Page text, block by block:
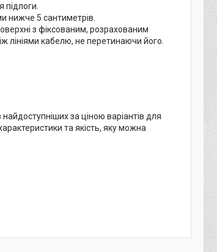
нижче 5 сантиметрів.
з фіксованим, розрахованим
лініями кабелю, не перетинаючи його.
за ціною варіантів для
та якість, яку можна